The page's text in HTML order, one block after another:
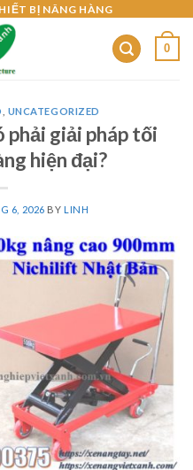
BỊ NÂNG HÀNG
0
UNCATEGORIZED
phải giải pháp tối
hiện đại?
6, 2026 BY LINH